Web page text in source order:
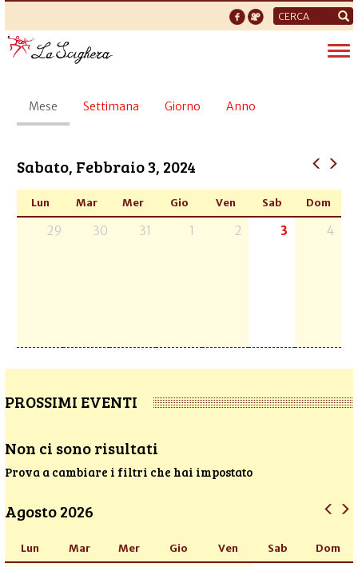
Form
di
ricerca
Schede
primarie
Mese (scheda
attiva)
Settimana Giorno Anno
Sabato, Febbraio 3, 2024
Lun Mar Mer Gio Ven Sab Dom
29 30 31 1 2 3 4
PROSSIMI EVENTI
Non ci sono risultati
Prova a cambiare i filtri che hai impostato
Agosto 2026
Lun Mar Mer Gio Ven Sab Dom